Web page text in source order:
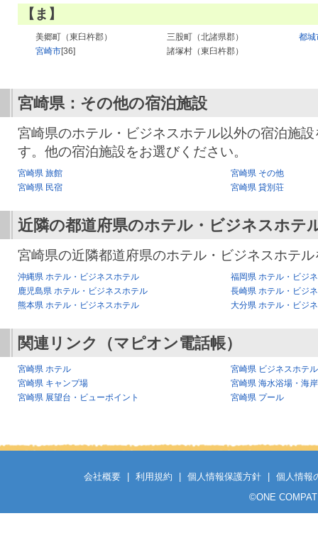
【ま】
美郷町（東臼杵郡） 三股町（北諸県郡）
都城
宮崎市[36] 諸塚村（東臼杵郡）
宮崎県：その他の宿泊施設
宮崎県のホテル・ビジネスホテル以外の宿泊施
す。他の宿泊施設をお選びください。
宮崎県 旅館
宮崎県 その他
宮崎県 民宿
宮崎県 貸別荘
近隣の都道府県のホテル・ビジネスホテ
宮崎県の近隣都道府県のホテル・ビジネスホテ
沖縄県 ホテル・ビジネスホテル
福岡県 ホテル・ビジ
鹿児島県 ホテル・ビジネスホテル
長崎県 ホテル・ビジ
熊本県 ホテル・ビジネスホテル
大分県 ホテル・ビジ
関連リンク（マピオン電話帳）
宮崎県 ホテル
宮崎県 ビジネスホテル
宮崎県 キャンプ場
宮崎県 海水浴場・海岸
宮崎県 展望台・ビューポイント
宮崎県 プール
会社概要 利用規約 個人情報保護方針
個人情報
©ONE